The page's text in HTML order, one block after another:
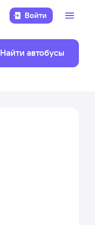
Войти
Найти автобусы